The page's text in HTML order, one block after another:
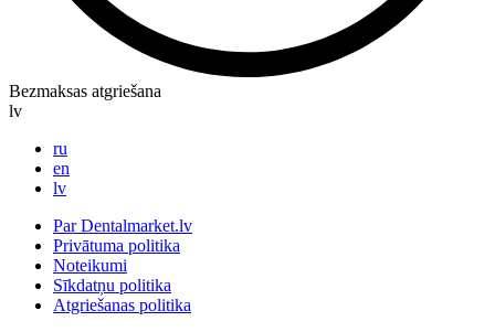
Bezmaksas atgriešana
lv
ru
en
lv
Par Dentalmarket.lv
Privātuma politika
Noteikumi
Sīkdatņu politika
Atgriešanas politika